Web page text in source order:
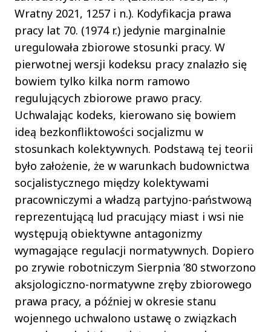
Wratny 2021, 1257 i n.). Kodyfikacja prawa
pracy lat 70. (1974 r.) jedynie marginalnie
uregulowała zbiorowe stosunki pracy. W
pierwotnej wersji kodeksu pracy znalazło się
bowiem tylko kilka norm ramowo
regulujących zbiorowe prawo pracy.
Uchwalając kodeks, kierowano się bowiem
ideą bezkonfliktowości socjalizmu w
stosunkach kolektywnych. Podstawą tej teorii
było założenie, że w warunkach budownictwa
socjalistycznego między kolektywami
pracowniczymi a władzą partyjno-państwową
reprezentującą lud pracujący miast i wsi nie
występują obiektywne antagonizmy
wymagające regulacji normatywnych. Dopiero
po zrywie robotniczym Sierpnia ’80 stworzono
aksjologiczno-normatywne zręby zbiorowego
prawa pracy, a później w okresie stanu
wojennego uchwalono ustawę o związkach